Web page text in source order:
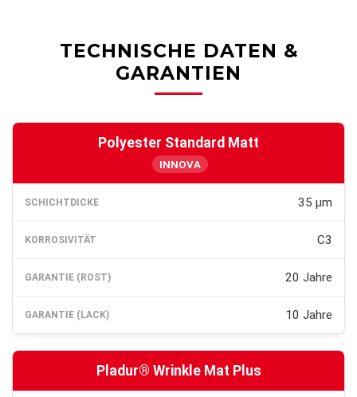
TECHNISCHE DATEN &
GARANTIEN
Polyester Standard Matt
INNOVA
35 µm
C3
20 Jahre
10 Jahre
Pladur® Wrinkle Mat Plus